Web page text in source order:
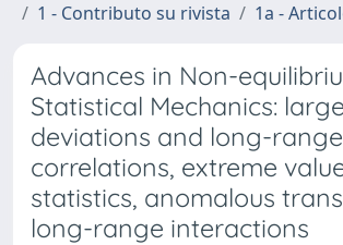
1 - Contributo su rivista
1a -
Advances in Non-
Statistical Mechanics: large
deviations and long-range
correlations, extreme
statistics, anomalous
long-range interactions